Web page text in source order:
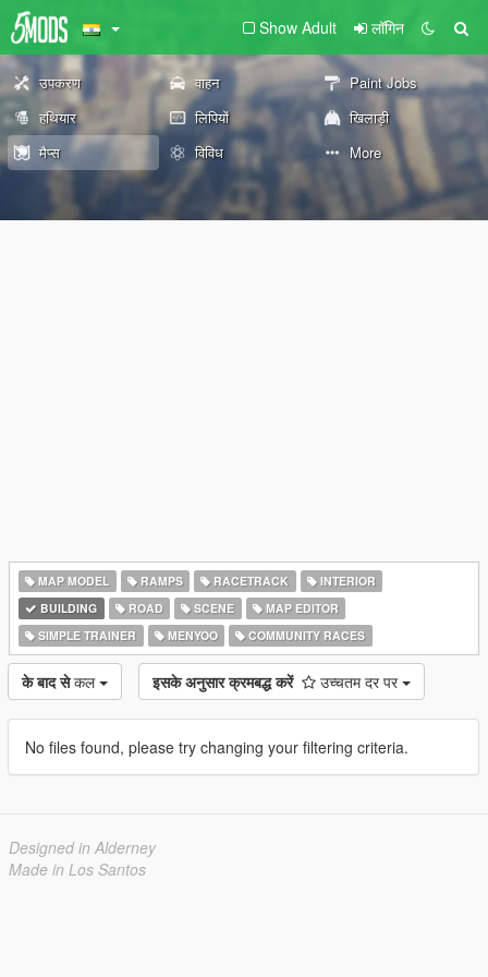
Show Adult लॉगिन
उपकरण वाहन
Paint Jobs
हथियार
लिपियों
खिलाड़ी
मैप्स
विविध More
MAP MODEL RAMPS RACETRACK
INTERIOR
BUILDING
ROAD SCENE
MAP EDITOR
SIMPLE TRAINER
MENYOO COMMUNITY RACES
के बाद से कल इसके अनुसार क्रमबद्ध करें उच्चतम दर पर
No files found, please try changing your filtering criteria.
Designed in Alderney
Made in Los Santos